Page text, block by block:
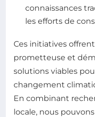
connaissances
les efforts de
Ces initiatives
prometteuse et
solutions viables
changement
En combinant
locale, nous